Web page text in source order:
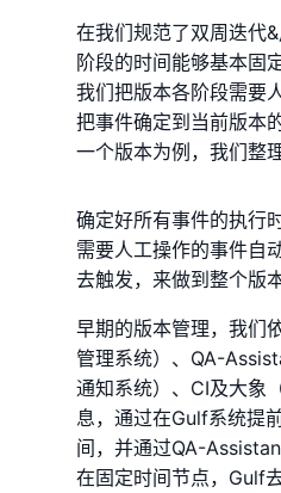
在我们规范了双周迭代
阶段的时间能够基本固
我们把版本各阶段需要
把事件确定到当前版本
一个版本为例，我们整
确定好所有事件的执行
需要人工操作的事件自
去触发，来做到整个版
早期的版本管理，我们
管理系统）、QA-
通知系统）、CI及大象
息，通过在Gulf系统提
间，并通过QA-
在固定时间节点，Gulf